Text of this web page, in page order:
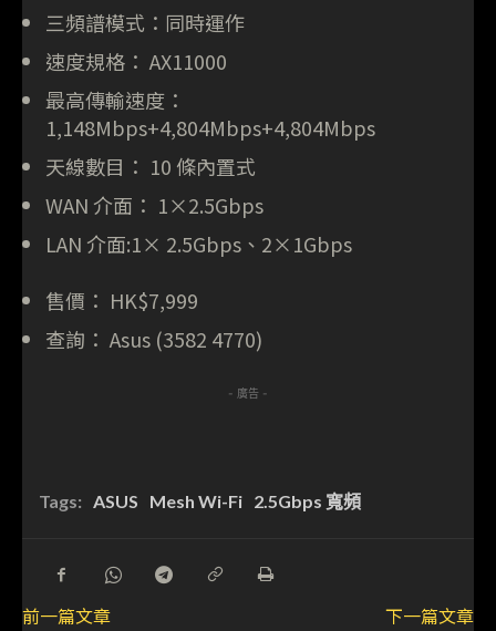
三頻譜模式：同時運作
速度規格： AX11000
最高傳輸速度：
1,148Mbps+4,804Mbps+4,804Mbps
天線數目： 10 條內置式
WAN 介面： 1×2.5Gbps
LAN 介面:1× 2.5Gbps、2×1Gbps
售價： HK$7,999
查詢： Asus (3582 4770)
- 廣告 -
Tags: ASUS Mesh Wi-Fi 2.5Gbps 寬頻
前一篇文章
下一篇文章